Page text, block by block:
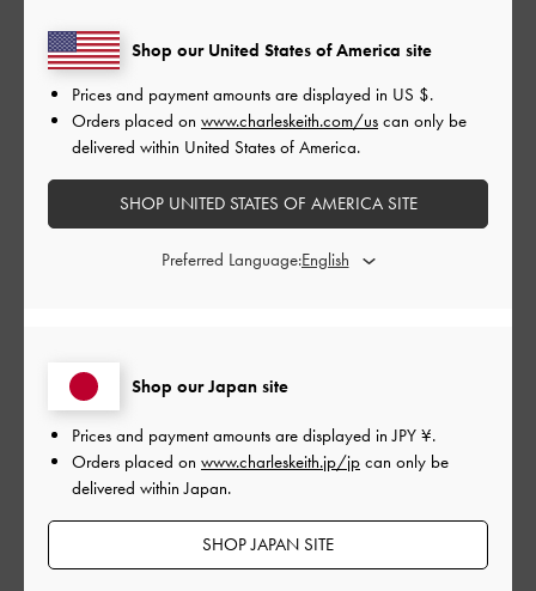
ンプルすぎず、合わせやすく可愛くて友人も喜んでくれました
サイズ: その他（シューズ以外） |カラー: シルバー系
デザイン
とても良かった
品質
このレビューは役に立ちましたか？
Shop our Japan site
Prices and payment amounts are displayed inJPY ¥.
Orders placed on www.charleskeith.jp/jp can only be
delivered within Japan.
SHOP JAPAN SITE
Shop our United States of America site
Prices and payment amounts are displayed in US $.
Orders placed on www.charleskeith.com/us can only be
delivered within United States of America.
SHOP UNITED STATES OF AMERICA SITE
Preferred Language: